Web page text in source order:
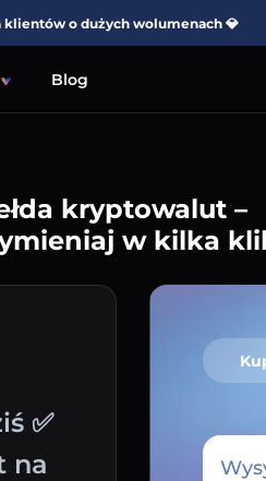
klientów o dużych wolumenach 💎
Blog
kryptowalut –
w kilka
✅
na